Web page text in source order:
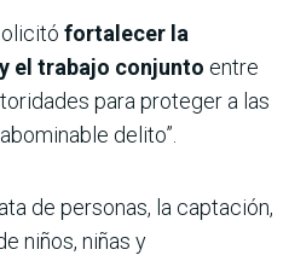
fortalecer la
el trabajo conjunto entre
para proteger a las
delito”.
de personas, la captación,
niños, niñas y